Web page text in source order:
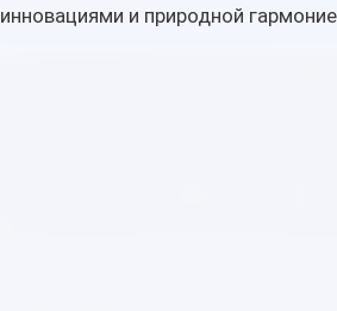
инновациями и природной